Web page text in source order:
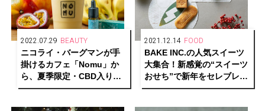
2022.07.29 BEAUTY
ニコライ・バーグマンが手
掛けるカフェ「Nomu」か
ら、夏季限定・CBD入りス
ムージーが登場
2021.12.14 FOOD
BAKE INC.の人気スイーツ
大集合！新感覚の“スイーツ
おせち”で新年をセレブレイ
ト。